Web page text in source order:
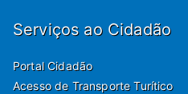
Serviços ao Cidadão
Portal Cidadão
Acesso de Transporte Turítico